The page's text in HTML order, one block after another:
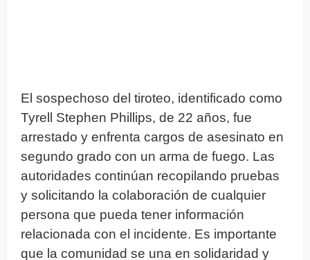
El sospechoso del tiroteo, identificado como
Tyrell Stephen Phillips, de 22 años, fue
arrestado y enfrenta cargos de asesinato en
segundo grado con un arma de fuego. Las
autoridades continúan recopilando pruebas
y solicitando la colaboración de cualquier
persona que pueda tener información
relacionada con el incidente. Es importante
que la comunidad se una en solidaridad y